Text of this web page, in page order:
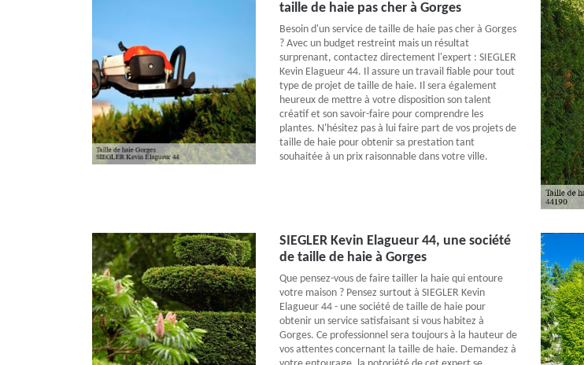
taille de haie pas cher à Gorges
Besoin d'un service de taille de haie pas cher à Gorges
? Avec un budget restreint mais un résultat
surprenant, contactez directement l'expert : SIEGLER
Kevin Elagueur 44. Il assure un travail fiable pour tout
type de projet de taille de haie. Il sera également
heureux de mettre à votre disposition son talent
créatif et son savoir-faire pour comprendre les
plantes. N'hésitez pas à lui faire part de vos projets de
taille de haie pour obtenir sa prestation tant
souhaitée à un prix raisonnable dans votre ville.
SIEGLER Kevin Elagueur 44, une société
de taille de haie à Gorges
Que pensez-vous de faire tailler la haie qui entoure
votre maison ? Pensez surtout à SIEGLER Kevin
Elagueur 44 - une société de taille de haie pour
obtenir un service satisfaisant si vous habitez à
Gorges. Ce professionnel sera toujours à la hauteur de
vos attentes concernant la taille de haie. Demandez à